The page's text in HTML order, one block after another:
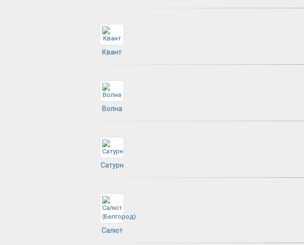
Квант
Волна
Сатурн
Салют